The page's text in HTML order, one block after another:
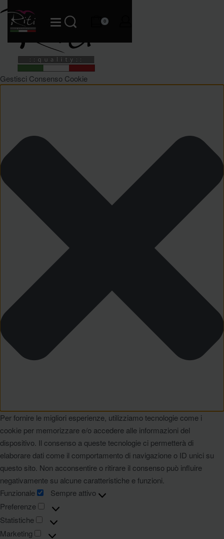
Gestisci Consenso Cookie
Per fornire le migliori esperienze, utilizziamo tecnologie come i
cookie per memorizzare e/o accedere alle informazioni del
dispositivo. Il consenso a queste tecnologie ci permetterà di
elaborare dati come il comportamento di navigazione o ID unici su
questo sito. Non acconsentire o ritirare il consenso può influire
negativamente su alcune caratteristiche e funzioni.
Funzionale
Sempre attivo
Preferenze
Statistiche
Marketing
0